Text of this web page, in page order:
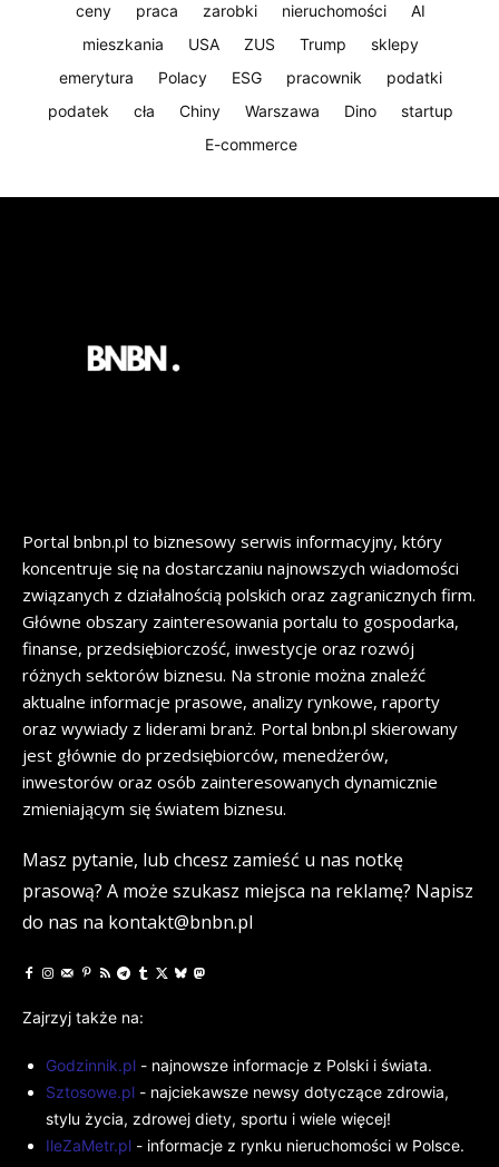
ceny
praca zarobki nieruchomości
AI
mieszkania
USA ZUS Trump
sklepy
emerytura
Polacy ESG pracownik
podatki
podatek
cła Chiny Warszawa Dino
startup
E-commerce
Portal bnbn.pl to biznesowy serwis informacyjny, który
koncentruje się na dostarczaniu najnowszych wiadomości
związanych z działalnością polskich oraz zagranicznych firm.
Główne obszary zainteresowania portalu to gospodarka,
finanse, przedsiębiorczość, inwestycje oraz rozwój
różnych sektorów biznesu. Na stronie można znaleźć
aktualne informacje prasowe, analizy rynkowe, raporty
oraz wywiady z liderami branż. Portal bnbn.pl skierowany
jest głównie do przedsiębiorców, menedżerów,
inwestorów oraz osób zainteresowanych dynamicznie
zmieniającym się światem biznesu.
Masz pytanie, lub chcesz zamieść u nas notkę
prasową? A może szukasz miejsca na reklamę? Napisz
do nas na kontakt@bnbn.pl
Zajrzyj także na:
Godzinnik.pl - najnowsze informacje z Polski i świata.
Sztosowe.pl - najciekawsze newsy dotyczące zdrowia,
stylu życia, zdrowej diety, sportu i wiele więcej!
IleZaMetr.pl - informacje z rynku nieruchomości w Polsce.